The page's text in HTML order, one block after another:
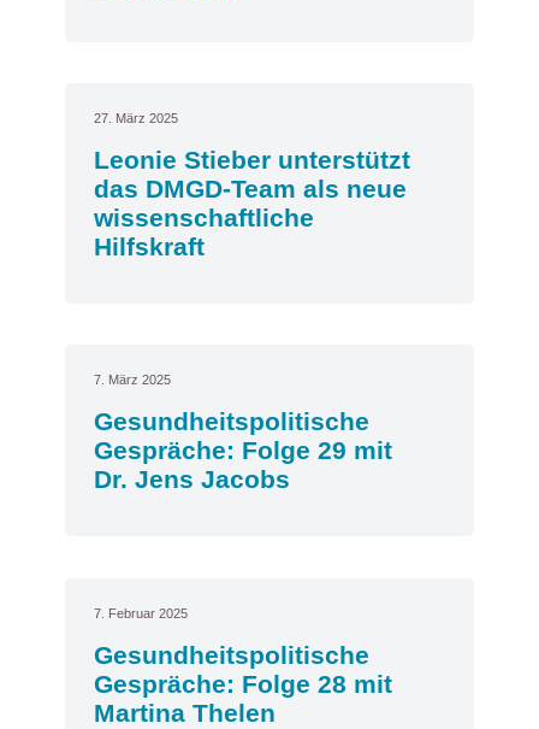
27. März 2025
Leonie Stieber unterstützt
das DMGD-Team als neue
wissenschaftliche
Hilfskraft
7. März 2025
Gesundheitspolitische
Gespräche: Folge 29 mit
Dr. Jens Jacobs
7. Februar 2025
Gesundheitspolitische
Gespräche: Folge 28 mit
Martina Thelen